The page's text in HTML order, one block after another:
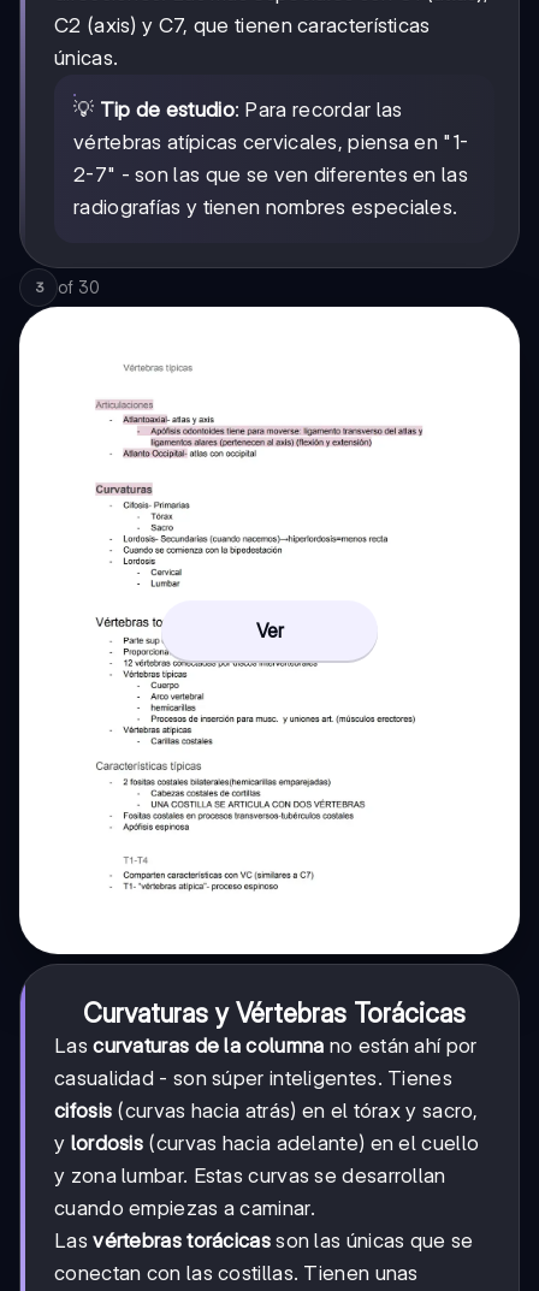
C2 (axis) y C7, que tienen características
únicas.
💡 Tip de estudio: Para recordar las
vértebras atípicas cervicales, piensa en "1-
2-7" - son las que se ven diferentes en las
radiografías y tienen nombres especiales.
3 of 30
Ver
Curvaturas y Vértebras Torácicas
Lascurvaturas de la columna no están ahí por
casualidad - son súper inteligentes. Tienes
cifosis (curvas hacia atrás) en el tórax y sacro,
y lordosis (curvas hacia adelante) en el cuello
y zona lumbar. Estas curvas se desarrollan
cuando empiezas a caminar.
Lasvértebras torácicasson las únicas que se
conectan con las costillas. Tienen unas